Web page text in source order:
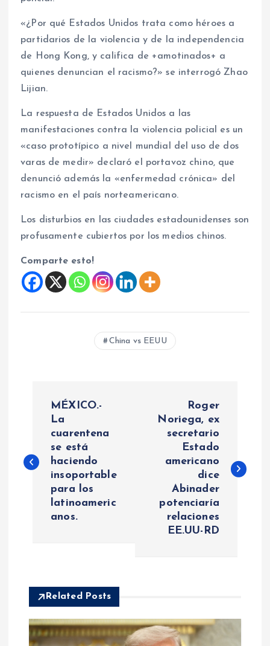
«¿Por qué Estados Unidos trata como héroes a
partidarios de la violencia y de la independencia
de Hong Kong, y califica de +amotinados+ a
quienes denuncian el racismo?» se interrogó Zhao
Lijian.
La respuesta de Estados Unidos a las
manifestaciones contra la violencia policial es un
«caso prototípico a nivel mundial del uso de dos
varas de medir» declaró el portavoz chino, que
denunció además la «enfermedad crónica» del
racismo en el país norteamericano.
Los disturbios en las ciudades estadounidenses son
profusamente cubiertos por los medios chinos.
Comparte esto!
China vs EEUU
v
ó
MÉXICO.-
La
cuarentena
se está
haciendo
insoportable
para los
latinoameric
anos.
Roger
Noriega, ex
secretario
Estado
americano
dice
Abinader
potenciaría
relaciones
EE.UU-RD
Related Posts